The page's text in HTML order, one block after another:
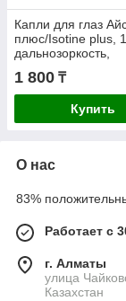
Капли для глаз
плюс/Isotine plus,
дальнозоркость,
близорукость,
ретинопатия,
покраснение глаз
1 800 ₸
Купить
О нас
83%
Работает с
г. Алматы
улица
Казахстан